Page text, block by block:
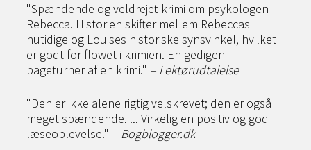
"Spændende og veldrejet krimi om psykologen
Rebecca. Historien skifter mellem Rebeccas
nutidige og Louises historiske synsvinkel, hvilket
er godt for flowet i krimien. En gedigen
pageturner af en krimi." – Lektørudtalelse
"Den er ikke alene rigtig velskrevet; den er også
meget spændende. ... Virkelig en positiv og god
læseoplevelse." – Bogblogger.dk